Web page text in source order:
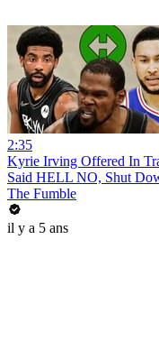
2:35
Kyrie Irving Offered In
Said HELL NO, Shut
The Fumble
il y a 5 ans